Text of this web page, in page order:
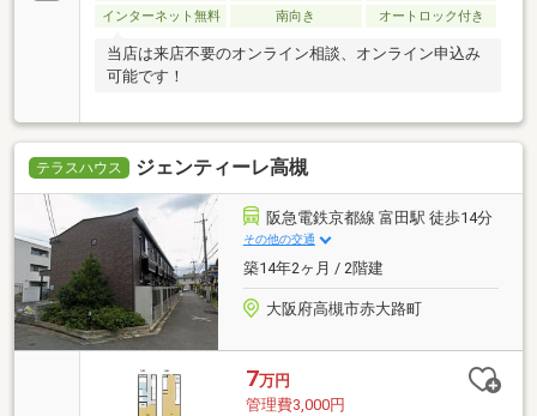
インターネット無料
南向き オートロック付き
当店は来店不要のオンライン相談、オンライン申込み
可能です！
テラスハウス ジェンティーレ高槻
阪急電鉄京都線 富田駅 徒歩14分
その他の交通
築14年2ヶ月 / 2階建
大阪府高槻市赤大路町
7万円
管理費3,000円